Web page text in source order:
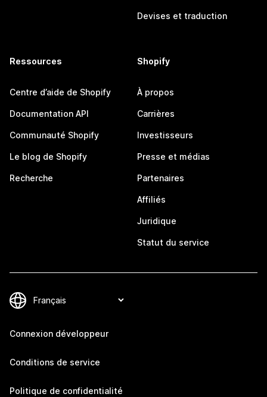
Devises et traduction
Ressources
Centre d’aide de Shopify
Documentation API
Communauté Shopify
Le blog de Shopify
Recherche
Shopify
À propos
Carrières
Investisseurs
Presse et médias
Partenaires
Affiliés
Juridique
Statut du service
Connexion développeur
Conditions de service
Politique de confidentialité